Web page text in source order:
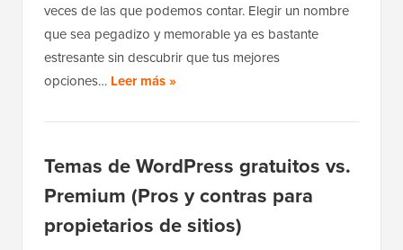
veces de las que podemos contar. Elegir un nombre
que sea pegadizo y memorable ya es bastante
estresante sin descubrir que tus mejores
opciones… Leer más »
Temas de WordPress gratuitos vs.
Premium (Pros y contras para
propietarios de sitios)